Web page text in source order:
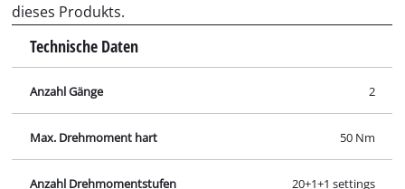
dieses Produkts.
Technische Daten
Anzahl Gänge 2
Max. Drehmoment hart 50 Nm
Anzahl Drehmomentstufen 20+1+1 settings